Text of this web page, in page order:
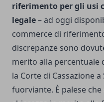
riferimento per gli usi
legale– ad oggi
commerce di
discrepanze sono
merito alla percentuale
la Corte di Cassazione
fuorviante. È palese